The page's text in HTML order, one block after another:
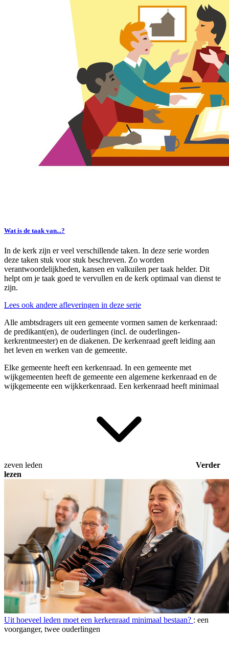
Wat is de taak van...?
In de kerk zijn er veel verschillende taken. In deze serie worden
deze taken stuk voor stuk beschreven. Zo worden
verantwoordelijkheden, kansen en valkuilen per taak helder. Dit
helpt om je taak goed te vervullen en de kerk optimaal van dienst te
zijn.
Lees ook andere afleveringen in deze serie
Alle ambtsdragers uit een gemeente vormen samen de kerkenraad:
de predikant(en), de ouderlingen (incl. de ouderlingen-
kerkrentmeester) en de diakenen. De kerkenraad geeft leiding aan
het leven en werken van de gemeente.
Elke gemeente heeft een kerkenraad. In een gemeente met
wijkgemeenten heeft de gemeente een algemene kerkenraad en de
wijkgemeente een wijkkerkenraad. Een kerkenraad heeft minimaal
zeven leden
Verder
lezen
Uit hoeveel leden moet een kerkenraad minimaal bestaan? : een
voorganger, twee ouderlingen